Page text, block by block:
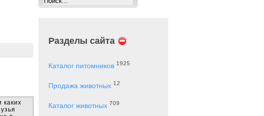
Разделы сайта
Каталог питомников 1925
Продажа животных 12
Каталог животных 709